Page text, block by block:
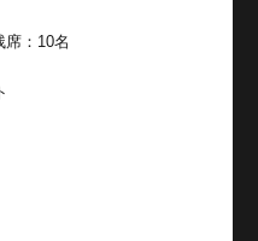
：10名